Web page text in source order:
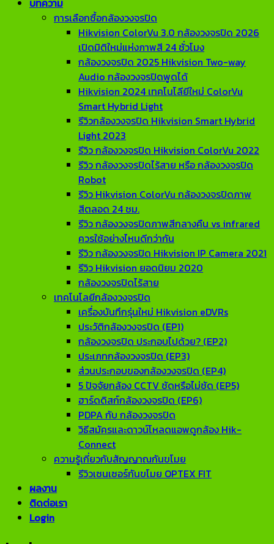
บทความ
การเลือกซื้อกล้องวงจรปิด
Hikvision ColorVu 3.0 กล้องวงจรปิด 2026
เปิดมิติใหม่แห่งภาพสี 24 ชั่วโมง
กล้องวงจรปิด 2025 Hikvision Two-way
Audio กล้องวงจรปิดพูดได้
Hikvision 2024 เทคโนโลียีใหม่ ColorVu
Smart Hybrid Light
รีวิวกล้องวงจรปิด Hikvision Smart Hybrid
Light 2023
รีวิว กล้องวงจรปิด Hikvision ColorVu 2022
รีวิว กล้องวงจรปิดไร้สาย หรือ กล้องวงจรปิด
Robot
รีวิว Hikvision ColorVu กล้องวงจรปิดภาพ
สีตลอด 24 ชม.
รีวิว กล้องวงจรปิดภาพสีกลางคืน vs infrared
ควรใช้อย่างไหนดีกว่ากัน
รีวิว กล้องวงจรปิด Hikvision IP Camera 2021
รีวิว Hikvision ยอดนิยม 2020
กล้องวงจรปิดไร้สาย
เทคโนโลยีกล้องวงจรปิด
เครื่องบันทึกรุ่นใหม่ Hikvision eDVRs
ประวัติกล้องวงจรปิด (EP1)
กล้องวงจรปิด ประกอบไปด้วย? (EP2)
ประเภทกล้องวงจรปิด (EP3)
ส่วนประกอบของกล้องวงจรปิด (EP4)
5 ปัจจัยกล้อง CCTV ชัดหรือไม่ชัด (EP5)
ฮาร์ดดิสก์กล้องวงจรปิด (EP6)
PDPA กับ กล้องวงจรปิด
วิธีสมัครและดาวน์โหลดแอพดูกล้อง Hik-
Connect
ความรู้เกี่ยวกับสัญญาณกันขโมย
รีวิวเซนเซอร์กันขโมย OPTEX FIT
ผลงาน
ติดต่อเรา
Login